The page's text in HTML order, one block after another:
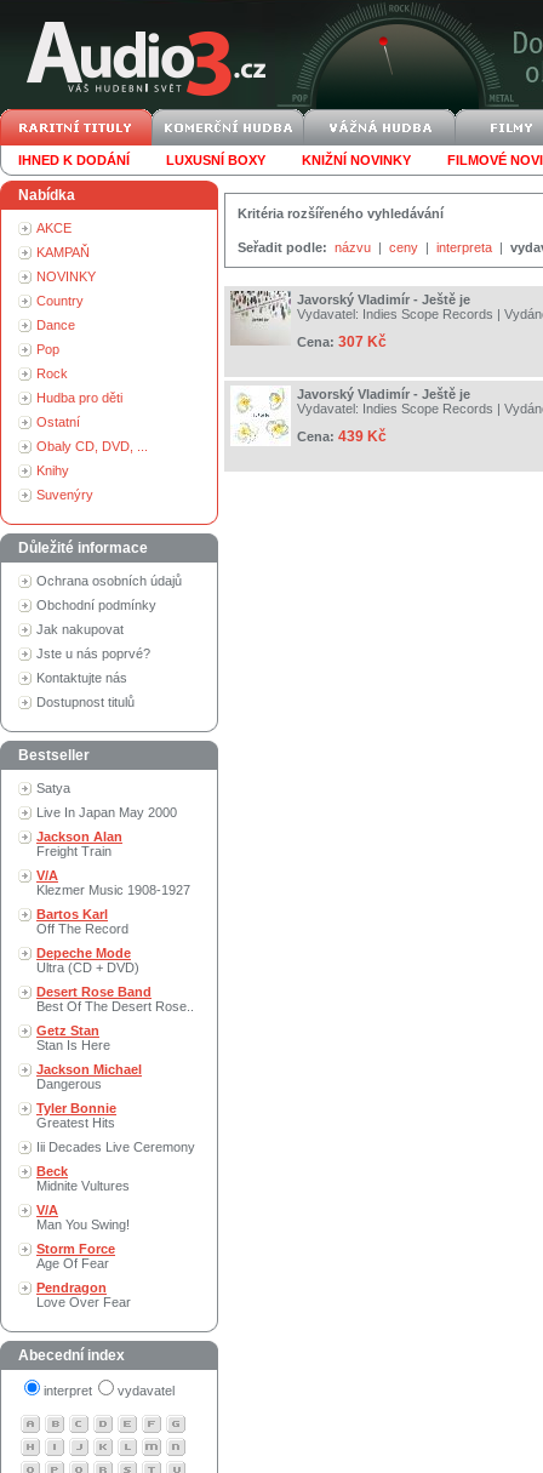
IHNED K DODÁNÍ LUXUSNÍ BOXY KNIŽNÍ NOVINKY FILMOVÉ
Nabídka
AKCE
KAMPAŇ
NOVINKY
Country
Dance
Pop
Rock
Hudba pro děti
Ostatní
Obaly CD, DVD, ...
Knihy
Suvenýry
Důležité informace
Ochrana osobních údajů
Obchodní podmínky
Jak nakupovat
Jste u nás poprvé?
Kontaktujte nás
Dostupnost titulů
Bestseller
Satya
Live In Japan May 2000
Jackson Alan
Freight Train
V/A
Klezmer Music 1908-1927
Bartos Karl
Off The Record
Depeche Mode
Ultra (CD + DVD)
Desert Rose Band
Best Of The Desert Rose..
Getz Stan
Stan Is Here
Jackson Michael
Dangerous
Tyler Bonnie
Greatest Hits
Iii Decades Live Ceremony
Beck
Midnite Vultures
V/A
Man You Swing!
Storm Force
Age Of Fear
Pendragon
Love Over Fear
Abecední index
interpret vydavatel
Kritéria rozšířeného vyhledávání
Seřadit podle: názvu | ceny | interpreta |
Javorský Vladimír - Ještě je
Vydavatel: Indies Scope Records |
Cena: 307 Kč
Javorský Vladimír - Ještě je
Vydavatel: Indies Scope Records |
Cena: 439 Kč